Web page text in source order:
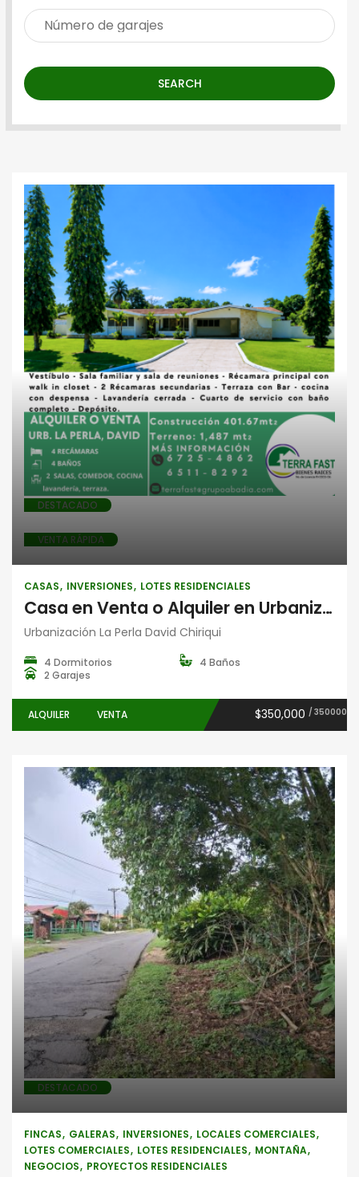
SEARCH
CasasInversionesLotes
residenciales
DESTACADO
VENTA RÁPIDA
CASAS INVERSIONES LOTES RESIDENCIALES
Casa en Venta o Alquiler en Urbanización La Perla, David, Chiriquí | 4 Recámaras y 4 Baños
Urbanización La Perla David Chiriqui
4 Dormitorios
4 Baños
2 Garajes
ALQUILER VENTA $350,000 / 350000
FincasGalerasInversiones
Locales comercialesLotes
comercialesLotes residenciales
MontañaNegociosProyectos
residenciales
DESTACADO
FINCAS GALERAS INVERSIONES LOCALES COMERCIALES
LOTES COMERCIALES LOTES RESIDENCIALES MONTAÑA
NEGOCIOS PROYECTOS RESIDENCIALES